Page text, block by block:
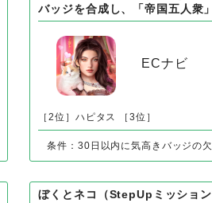
テージ12-10クリア＆週間パ
Game of Sultans（気高きバッ
バッジを合成し、「帝国五人衆
Android
ECナビ
［2位］ハピタス ［3位］